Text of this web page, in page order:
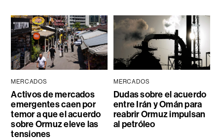
MERCADOS
Activos de mercados
emergentes caen por
temor a que el acuerdo
sobre Ormuz eleve las
tensiones
MERCADOS
Dudas sobre el acuerdo
entre Irán y Omán para
reabrir Ormuz impulsan
al petróleo